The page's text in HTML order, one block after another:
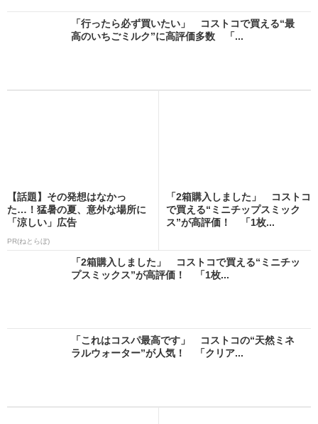
「行ったら必ず買いたい」 コストコで買える“最
高のいちごミルク”に高評価多数 「...
【話題】その発想はなかっ
た…！猛暑の夏、意外な場所に
「涼しい」広告
PR(ねとらぼ)
「2箱購入しました」 コストコ
で買える“ミニチップスミック
ス”が高評価！ 「1枚...
「2箱購入しました」 コストコで買える“ミニチッ
プスミックス”が高評価！ 「1枚...
「これはコスパ最高です」 コストコの“天然ミネ
ラルウォーター”が人気！ 「クリア...